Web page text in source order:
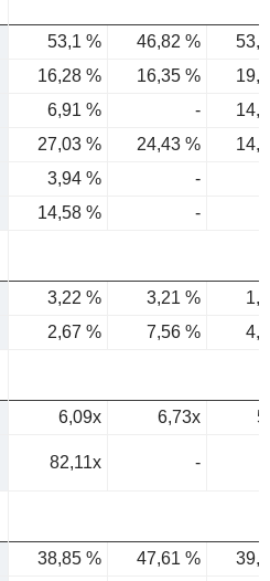
53,1 % 46,82 %
16,28 % 16,35 %
6,91 % -
27,03 % 24,43 %
3,94 %
-
14,58 % -
3,22 % 3,21 %
2,67 % 7,56 %
6,09x 6,73x
82,11x -
38,85 % 47,61 %